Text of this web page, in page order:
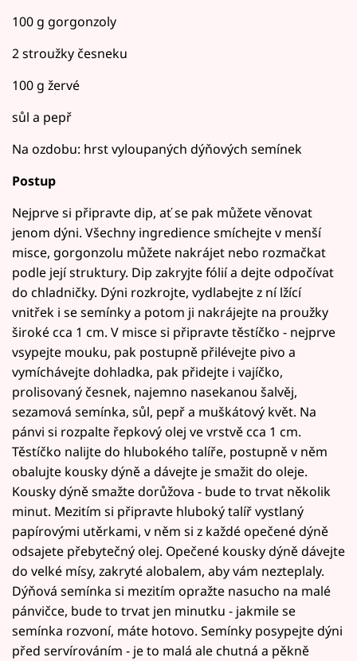
100 g gorgonzoly
2 stroužky česneku
100 g žervé
sůl a pepř
Na ozdobu: hrst vyloupaných dýňových semínek
Postup
Nejprve si připravte dip, ať se pak můžete věnovat
jenom dýni. Všechny ingredience smíchejte v menší
misce, gorgonzolu můžete nakrájet nebo rozmačkat
podle její struktury. Dip zakryjte fólií a dejte odpočívat
do chladničky. Dýni rozkrojte, vydlabejte z ní lžící
vnitřek i se semínky a potom ji nakrájejte na proužky
široké cca 1 cm. V misce si připravte těstíčko - nejprve
vsypejte mouku, pak postupně přilévejte pivo a
vymíchávejte dohladka, pak přidejte i vajíčko,
prolisovaný česnek, najemno nasekanou šalvěj,
sezamová semínka, sůl, pepř a muškátový květ. Na
pánvi si rozpalte řepkový olej ve vrstvě cca 1 cm.
Těstíčko nalijte do hlubokého talíře, postupně v něm
obalujte kousky dýně a dávejte je smažit do oleje.
Kousky dýně smažte dorůžova - bude to trvat několik
minut. Mezitím si připravte hluboký talíř vystlaný
papírovými utěrkami, v něm si z každé opečené dýně
odsajete přebytečný olej. Opečené kousky dýně dávejte
do velké mísy, zakryté alobalem, aby vám nezteplaly.
Dýňová semínka si mezitím opražte nasucho na malé
pánvičce, bude to trvat jen minutku - jakmile se
semínka rozvoní, máte hotovo. Semínky posypejte dýni
před servírováním - je to malá ale chutná a pěkně